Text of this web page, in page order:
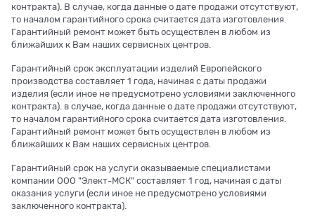
контракта). В случае, когда данные о дате продажи отсутствуют,
то началом гарантийного срока считается дата изготовления.
Гарантийный ремонт может быть осуществлен в любом из
ближайших к Вам наших сервисных центров.
Гарантийный срок эксплуатации изделий Европейского
производства составляет 1 года, начиная с даты продажи
изделия (если иное не предусмотрено условиями заключенного
контракта). в случае, когда данные о дате продажи отсутствуют,
то началом гарантийного срока считается дата изготовления.
Гарантийный ремонт может быть осуществлен в любом из
ближайших к Вам наших сервисных центров.
Гарантийный срок на услуги оказываемые специалистами
компании ООО "Элект-МСК" составляет 1 год, начиная с даты
оказания услуги (если иное не предусмотрено условиями
заключенного контракта).